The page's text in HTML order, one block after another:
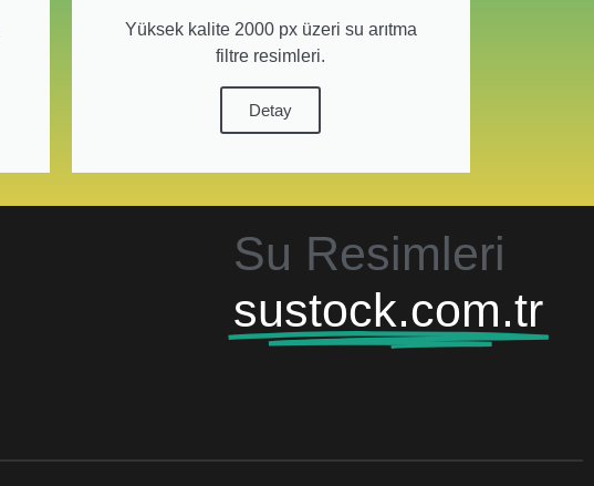
Yüksek kalite 2000 px üzeri su arıtma
filtre resimleri.
Detay
Su Resimleri
sustock.com.tr